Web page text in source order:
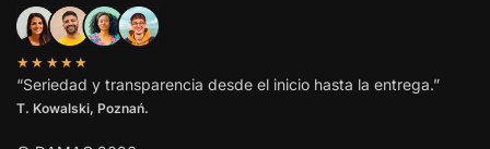
★★★★★
“Seriedad y transparencia desde el inicio hasta la entrega.”
T. Kowalski, Poznań.